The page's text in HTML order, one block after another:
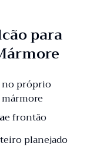
para
no próprio
mármore
e frontão
planejado